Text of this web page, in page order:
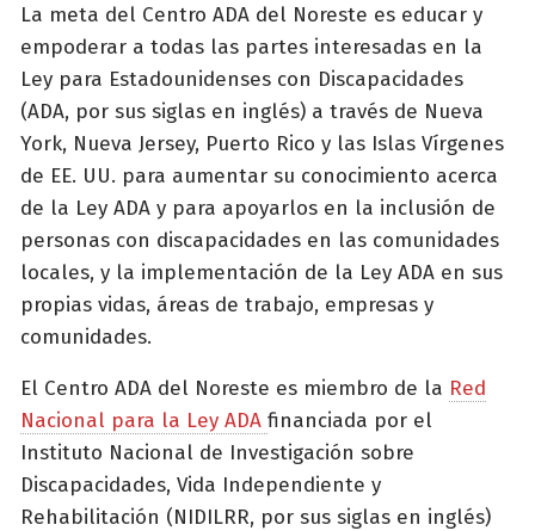
La meta del Centro ADA del Noreste es educar y
empoderar a todas las partes interesadas en la
Ley para Estadounidenses con Discapacidades
(ADA, por sus siglas en inglés) a través de Nueva
York, Nueva Jersey, Puerto Rico y las Islas Vírgenes
de EE. UU. para aumentar su conocimiento acerca
de la Ley ADA y para apoyarlos en la inclusión de
personas con discapacidades en las comunidades
locales, y la implementación de la Ley ADA en sus
propias vidas, áreas de trabajo, empresas y
comunidades.
El Centro ADA del Noreste es miembro de la Red
Nacional para la Ley ADA financiada por el
Instituto Nacional de Investigación sobre
Discapacidades, Vida Independiente y
Rehabilitación (NIDILRR, por sus siglas en inglés)